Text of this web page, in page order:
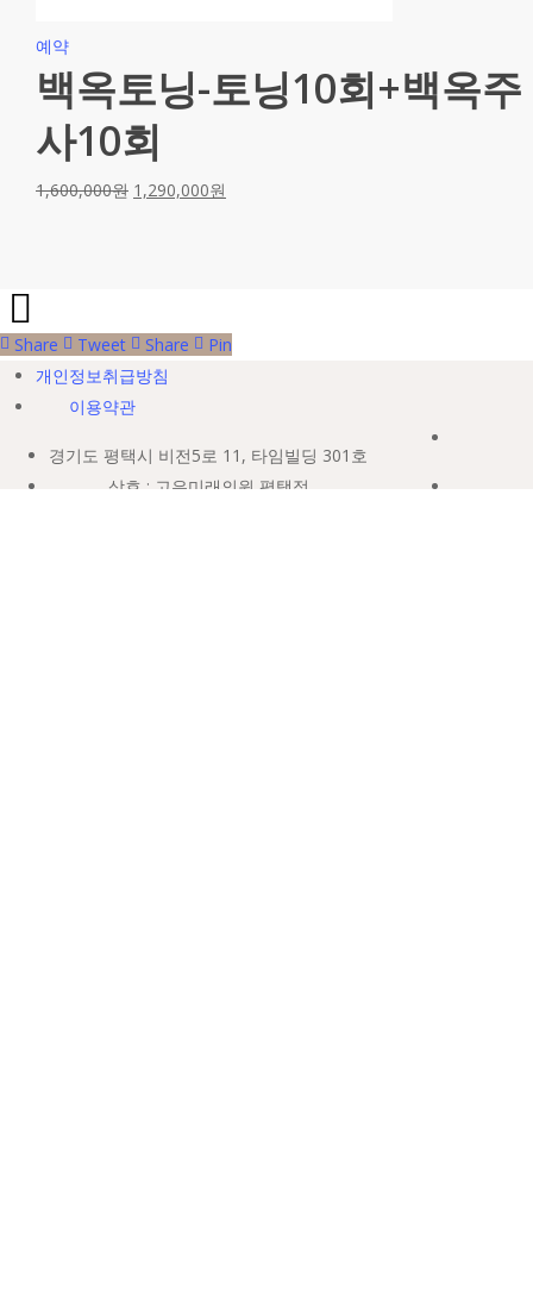
예약
백옥토닝-토닝10회+백옥주
사10회
1,600,000원 1,290,000원
Share Tweet Share
Pin
개인정보취급방침
이용약관
경기도 평택시 비전5로 11, 타임빌딩 301호
상호 : 고은미래의원 평택점